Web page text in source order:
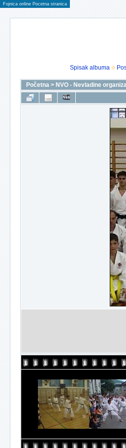
Fojnica online Pocetna stranica
Spisak albuma
Početna > NVO - Nevladine